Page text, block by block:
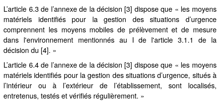
L’article 6.3 de l’annexe de la décision [3] dispose que « les moyens
matériels identifiés pour la gestion des situations d’urgence
comprennent les moyens mobiles de prélèvement et de mesure
dans l'environnement mentionnés au I de l'article 3.1.1 de la
décision du [4]. »
L’article 6.4 de l’annexe de la décision [3] dispose que « les moyens
matériels identifiés pour la gestion des situations d’urgence, situés à
l’intérieur ou à l’extérieur de l’établissement, sont localisés,
entretenus, testés et vérifiés régulièrement. »